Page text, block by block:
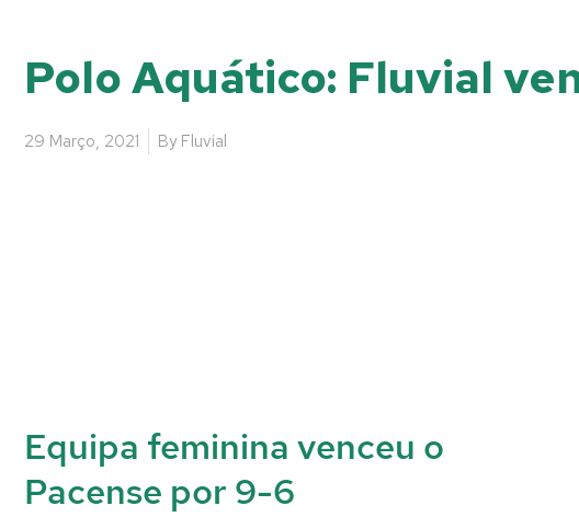
Polo Aquático: Fluvial
29 Março, 2021 By Fluvial
Equipa feminina venceu o
Pacense por 9-6